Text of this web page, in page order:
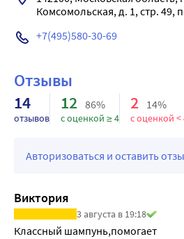
Комсомольская, д. 1, стр. 49,
+7(495)580-30-69
Отзывы
14
отзывов
12 86%
с оценкой ≥ 4
2 14%
с оценкой <
Авторизоваться и оставить
Виктория
3 августа в 19:18
Классный шампунь,помогает